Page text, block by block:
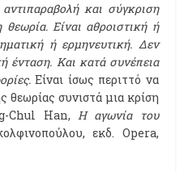
και σύγκριση
Είναι αθροιστική ή
ή ερμηνευτική. Δεν
ένταση. Και κατά συνέπεια
Είναι ίσως περιττό να
θεωρίας συνιστά μια κρίση
Chul Han,Η αγωνία του
εκδ. Opera,